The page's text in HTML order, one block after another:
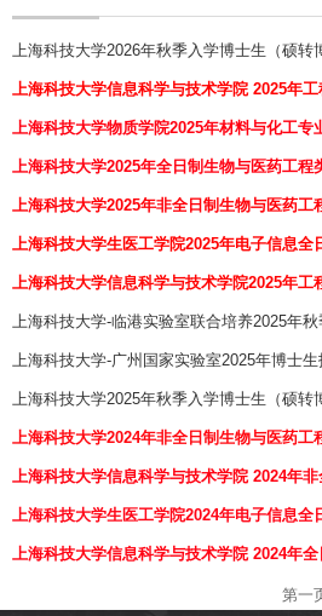
上海科技大学2026年秋季入学博士生（硕转
公告
上海科技大学信息科学与技术学院 2025年工
位博士补报名通知
上海科技大学物质学院2025年材料与化工专
博士报名通知
上海科技大学2025年全日制生物与医药工程
士报名通知
上海科技大学2025年非全日制生物与医药工
博士报名通知
上海科技大学生医工学院2025年电子信息全
报名通知
上海科技大学信息科学与技术学院2025年工
博士报名通知
上海科技大学-临港实验室联合培养2025年秋
招考博士生考核实施细则
上海科技大学-广州国家实验室2025年博士生
考核制）网上报名时间调整通知
上海科技大学2025年秋季入学博士生（硕转
公告
上海科技大学2024年非全日制生物与医药工
博士报名通知
上海科技大学信息科学与技术学院 2024年非
类专业学位博士报名通知
上海科技大学生医工学院2024年电子信息全
报名通知
上海科技大学信息科学与技术学院 2024年全
第一